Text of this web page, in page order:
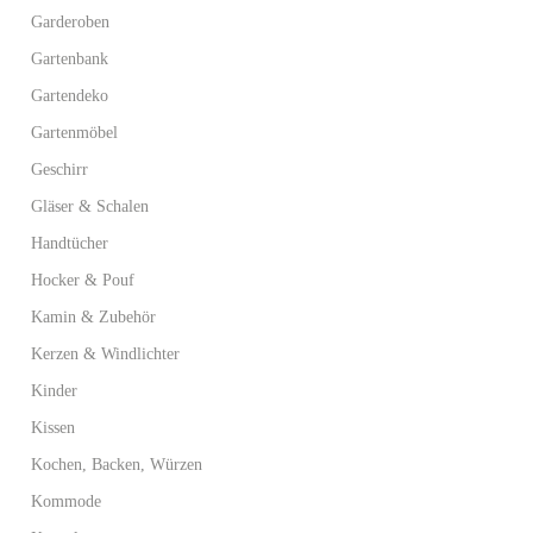
Garderoben
Gartenbank
Gartendeko
Gartenmöbel
Geschirr
Gläser & Schalen
Handtücher
Hocker & Pouf
Kamin & Zubehör
Kerzen & Windlichter
Kinder
Kissen
Kochen, Backen, Würzen
Kommode